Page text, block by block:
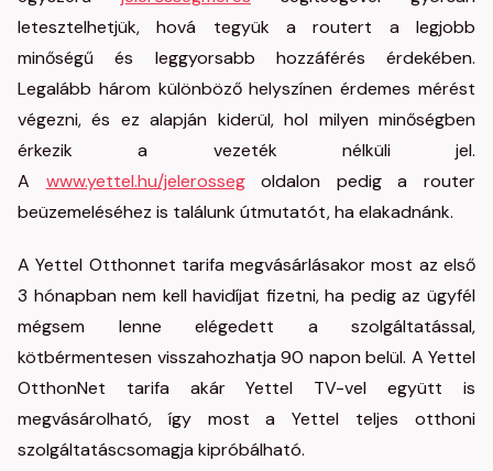
letesztelhetjük, hová tegyük a routert a legjobb
minőségű és leggyorsabb hozzáférés érdekében.
Legalább három különböző helyszínen érdemes mérést
végezni, és ez alapján kiderül, hol milyen minőségben
érkezik a vezeték nélküli jel.
A www.yettel.hu/jelerossegoldalon pedig a router
beüzemeléséhez is találunk útmutatót, ha elakadnánk.
A Yettel Otthonnet tarifa megvásárlásakor most az első
3 hónapban nem kell havidíjat fizetni, ha pedig az ügyfél
mégsem lenne elégedett a szolgáltatással,
kötbérmentesen visszahozhatja 90 napon belül. A Yettel
OtthonNet tarifa akár Yettel TV-vel együtt is
megvásárolható, így most a Yettel teljes otthoni
szolgáltatáscsomagja kipróbálható.